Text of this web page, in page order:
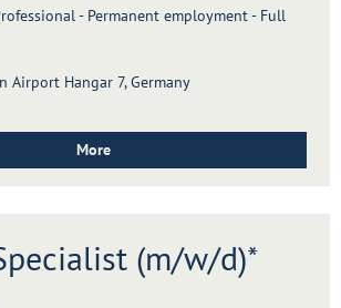
- Permanent employment - Full
Airport Hangar 7, Germany
More
(m/w/d)*